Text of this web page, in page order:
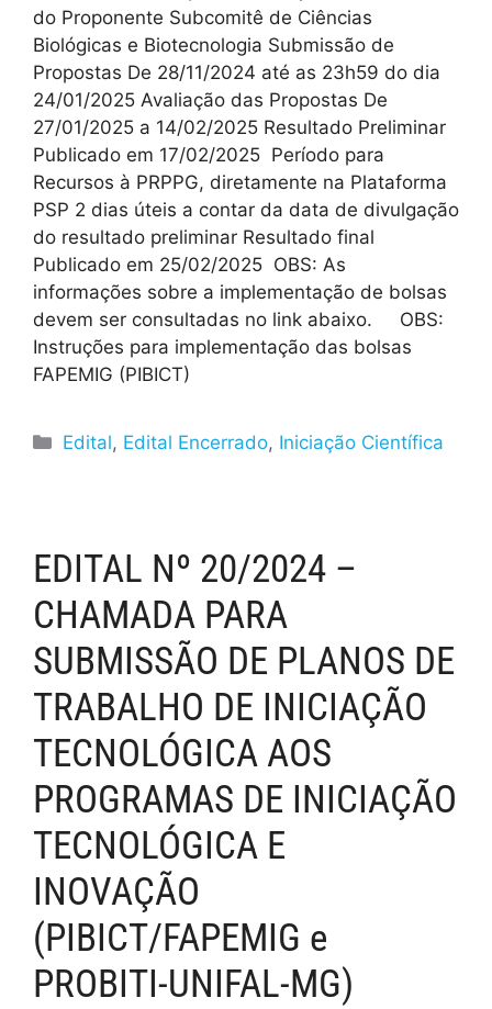
do Proponente Subcomitê de Ciências
Biológicas e Biotecnologia Submissão de
Propostas De 28/11/2024 até as 23h59 do dia
24/01/2025 Avaliação das Propostas De
27/01/2025 a 14/02/2025 Resultado Preliminar
Publicado em 17/02/2025 Período para
Recursos à PRPPG, diretamente na Plataforma
PSP 2 dias úteis a contar da data de divulgação
do resultado preliminar Resultado final
Publicado em 25/02/2025 OBS: As
informações sobre a implementação de bolsas
devem ser consultadas no link abaixo. OBS:
Instruções para implementação das bolsas
FAPEMIG (PIBICT)
Edital, Edital Encerrado, Iniciação Científica
EDITAL Nº 20/2024 –
CHAMADA PARA
SUBMISSÃO DE PLANOS DE
TRABALHO DE INICIAÇÃO
TECNOLÓGICA AOS
PROGRAMAS DE INICIAÇÃO
TECNOLÓGICA E
INOVAÇÃO
(PIBICT/FAPEMIG e
PROBITI-UNIFAL-MG)